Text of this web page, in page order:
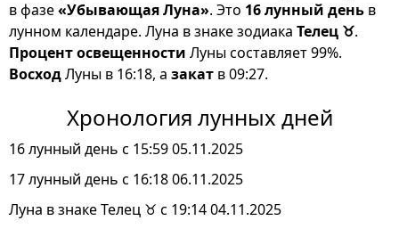
в фазе«Убывающая Луна». Это 16 лунный день в
лунном календаре. Луна в знаке зодиака Телец ♉.
Процент освещенности Луны составляет 99%.
ВосходЛуны в 16:18, а закат в 09:27.
Хронология лунных дней
16 лунный день с 15:59 05.11.2025
17 лунный день с 16:18 06.11.2025
Луна в знаке Телец ♉ с 19:14 04.11.2025